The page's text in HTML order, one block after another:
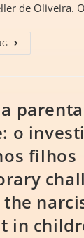
de Oliveira.
o
filhos
in